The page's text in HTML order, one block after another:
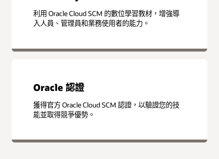
利用 Oracle Cloud SCM 的數位學習教材，增強導
入人員、管理員和業務使用者的能力。
Oracle 認證
獲得官方 Oracle Cloud SCM 認證，以驗證您的技
能並取得競爭優勢。